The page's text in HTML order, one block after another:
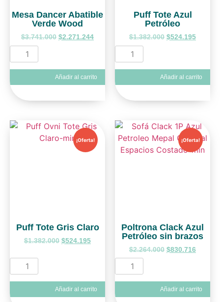
Mesa Dancer Abatible
Verde Wood
$3.741.000 $2.271.244
Añadir al carrito
Puff Tote Azul
Petróleo
$1.382.000 $524.195
Añadir al carrito
¡Oferta!
Puff Tote Gris Claro
$1.382.000 $524.195
Añadir al carrito
¡Oferta!
Poltrona Clack Azul
Petróleo sin brazos
$2.264.000 $830.716
Añadir al carrito